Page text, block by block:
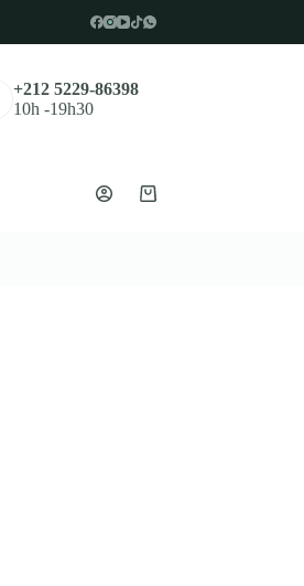
+212 5229-86398
10h -19h30
Panier